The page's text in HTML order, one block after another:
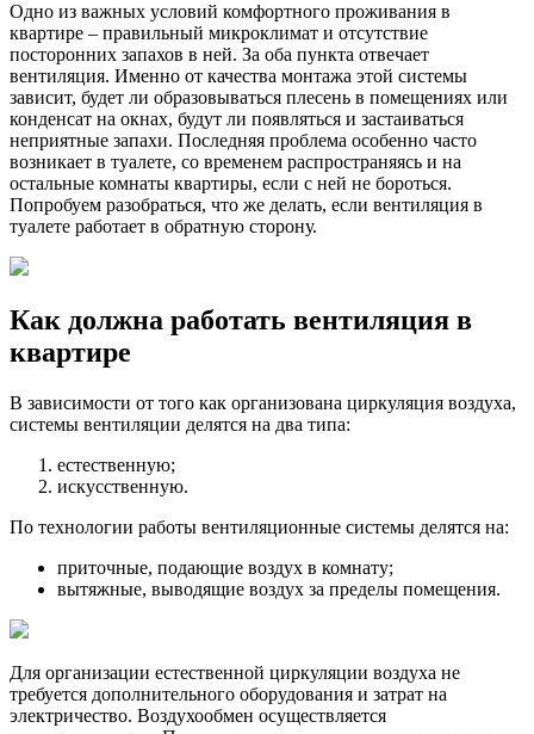
Одно из важных условий комфортного проживания в
квартире – правильный микроклимат и отсутствие
посторонних запахов в ней. За оба пункта отвечает
вентиляция. Именно от качества монтажа этой системы
зависит, будет ли образовываться плесень в помещениях или
конденсат на окнах, будут ли появляться и застаиваться
неприятные запахи. Последняя проблема особенно часто
возникает в туалете, со временем распространяясь и на
остальные комнаты квартиры, если с ней не бороться.
Попробуем разобраться, что же делать, если вентиляция в
туалете работает в обратную сторону.
Как должна работать вентиляция в
квартире
В зависимости от того как организована циркуляция воздуха,
системы вентиляции делятся на два типа:
естественную;
искусственную.
По технологии работы вентиляционные системы делятся на:
приточные, подающие воздух в комнату;
вытяжные, выводящие воздух за пределы помещения.
Для организации естественной циркуляции воздуха не
требуется дополнительного оборудования и затрат на
электричество. Воздухообмен осуществляется